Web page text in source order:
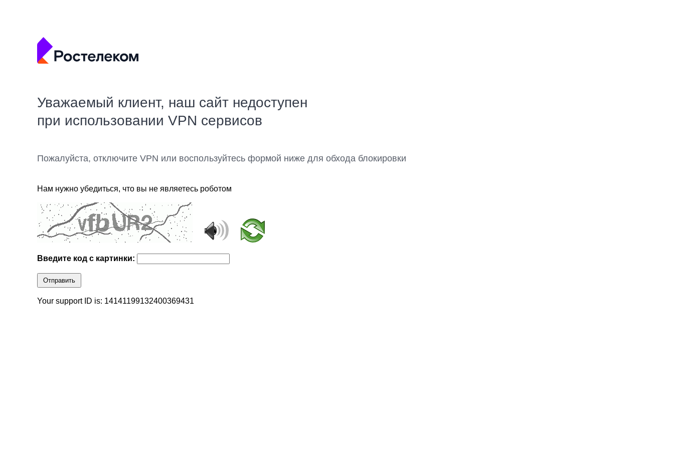
Уважаемый клиент, наш сайт недоступен
при использовании VPN сервисов
Пожалуйста, отключите VPN или воспользуйтесь формой ниже для обхода блокировки
Нам нужно убедиться, что вы не являетесь роботом
Введите код с картинки:
Отправить
Your support ID is: 14141199132400369431